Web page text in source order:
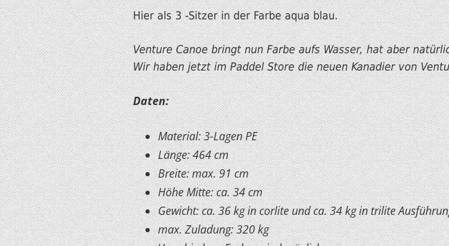
Hier als 3 -Sitzer in der Farbe aqua blau.
Venture Canoe bringt nun Farbe aufs Wasser, hat aber
Wir haben jetzt im Paddel Store die neuen Kanadier von
Daten:
Material: 3-Lagen PE
Länge: 464 cm
Breite: max. 91 cm
Höhe Mitte: ca. 34 cm
Gewicht: ca. 36 kg in corlite und ca. 34 kg in trilite
max. Zuladung: 320 kg